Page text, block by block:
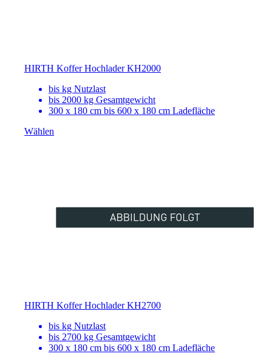
HIRTH Koffer Hochlader KH2000
bis kg Nutzlast
bis 2000 kg Gesamtgewicht
300 x 180 cm bis 600 x 180 cm Ladefläche
Wählen
HIRTH Koffer Hochlader KH2700
bis kg Nutzlast
bis 2700 kg Gesamtgewicht
300 x 180 cm bis 600 x 180 cm Ladefläche